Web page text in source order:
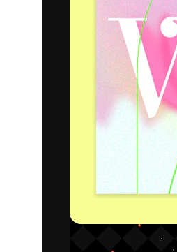
います。
日本語
Copyright ©